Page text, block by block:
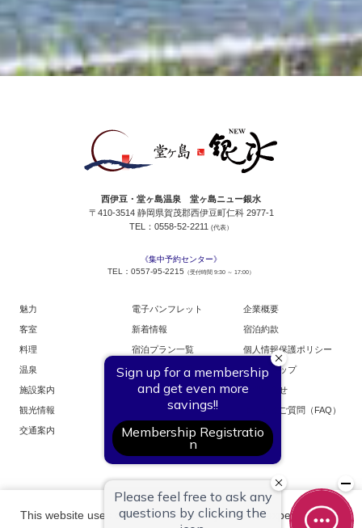
西伊豆・堂ヶ島温泉 堂ヶ島ニュー銀水
〒410-3514 静岡県賀茂郡西伊豆町仁科 2977-1
TEL：0558-52-2211 (代表）
《集中予約センター》
TEL：0557-95-2215 （受付時間 9:30 ～ 17:00）
魅力
客室
料理
温泉
施設案内
観光情報
交通案内
電子パンフレット
新着情報
宿泊プラン一覧
お部屋からご予約
企業概要
宿泊約款
個人情報保護ポリシー
サイトマップ
お問い合せ
よくあるご質問（FAQ）
銀水荘オンラインショップ 銀水荘・採用案内
This website uses cookies to improve your user experience. By